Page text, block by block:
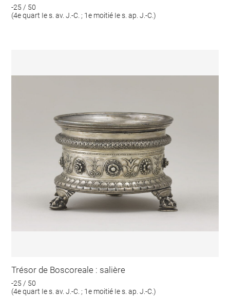
-25 / 50
(4e quart Ie s. av. J.-C. ; 1e moitié Ie s. ap. J.-C.)
Trésor de Boscoreale : salière
-25 / 50
(4e quart Ie s. av. J.-C. ; 1e moitié Ie s. ap. J.-C.)